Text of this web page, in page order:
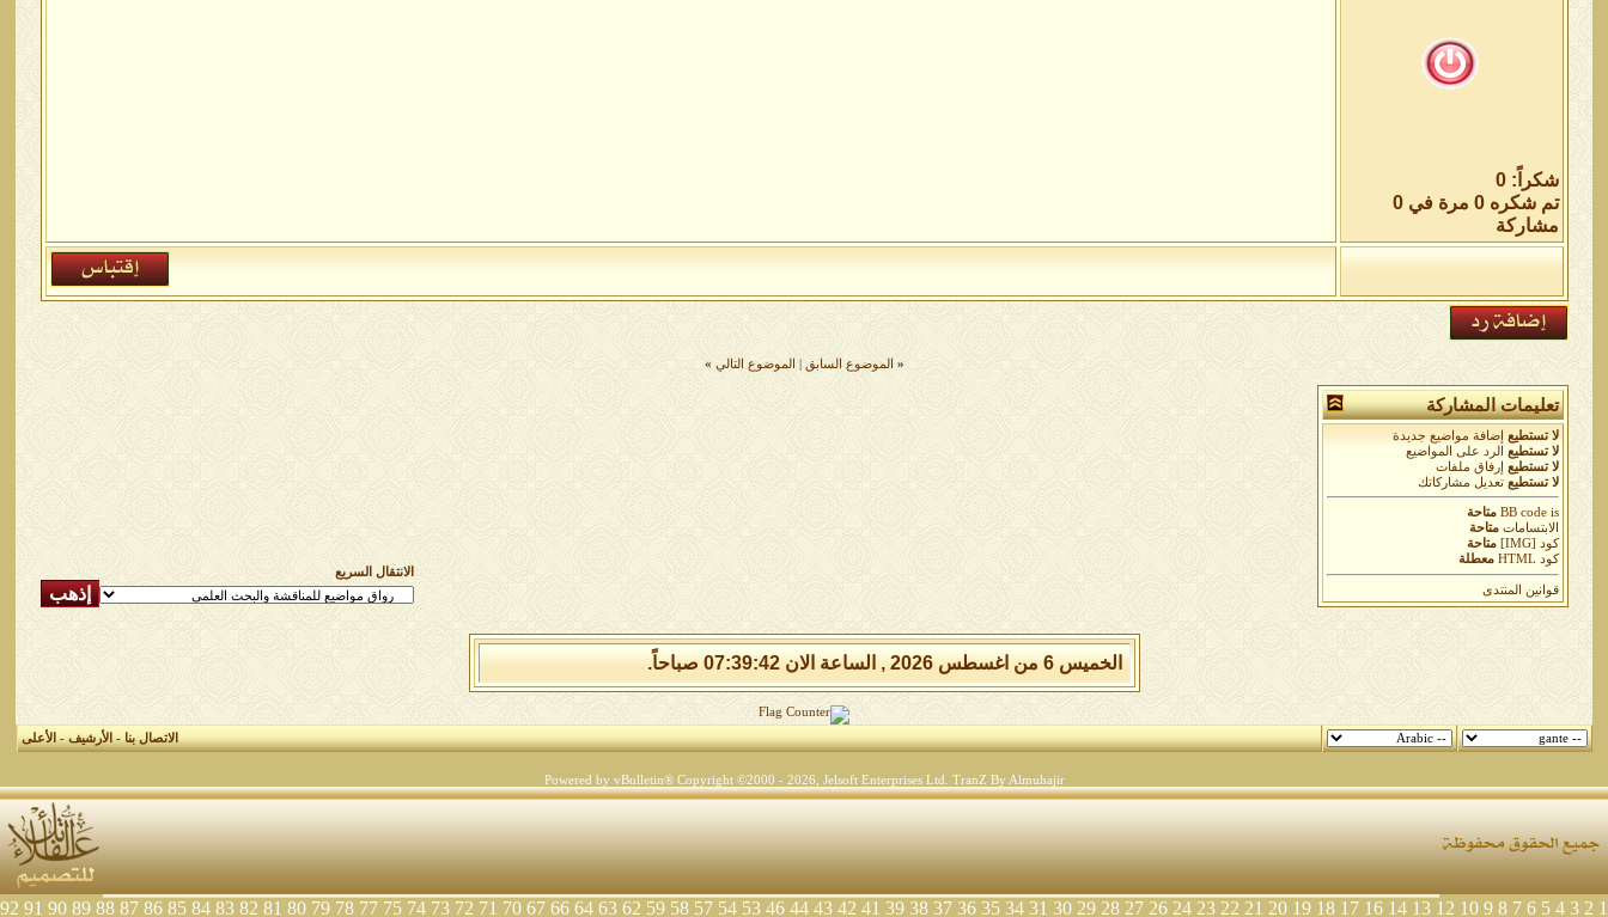
شكراً: 0
تم شكره 0 مرة في 0
مشاركة
« الموضوع السابق الموضوع التالي »
تعليمات المشاركة
لا تستطيع
إضافة مواضيع جديدة
لا تستطيع
الرد على المواضيع
لا تستطيع
إرفاق ملفات
لا تستطيع تعديل مشاركاتك
BB codeis
متاحة
الابتسامات متاحة
كود [IMG]
متاحة
كود HTML
معطلة
قوانين المنتدى
الانتقال السريع
الخميس 6 من اغسطس 2026 , الساعة الان 07:39:42 صباحاً.
الاتصال بنا-الأرشيف-الأعلى
Powered by vBulletin® Copyright ©2000 - 2026, Jelsoft Enterprises Ltd. TranZ By Almuhajir
1
2
3
4
5
6
7
8
9
10
12
13
14
16
17
18
19
20
21
22
23
24
26
27
28
29
30
31
34
35
36
37
38
39
41
42
43
44
46
53
54
57
58
59
62
63
64
66
67
70
71
72
73
74
75
77
78
79
80
81
82
83
84
85
86
87
88
89
90
91
92